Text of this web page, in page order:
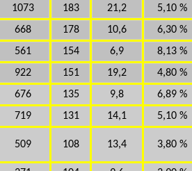
1073 183 21,2
5,10 %
668 178 10,6
6,30 %
561 154 6,9
8,13 %
922 151 19,2
4,80 %
676 135 9,8
6,89 %
719 131 14,1
5,10 %
509 108 13,4 3,80 %